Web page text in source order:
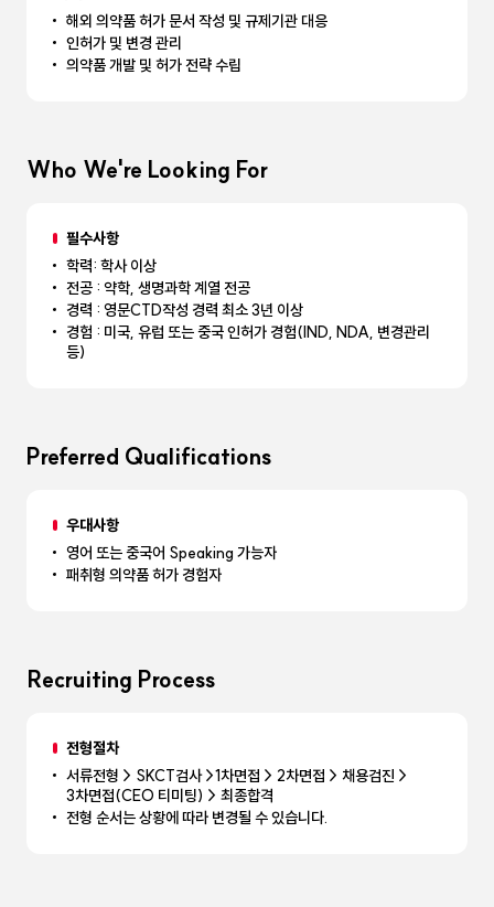
해외 의약품 허가 문서 작성 및 규제기관 대응
인허가 및 변경 관리
의약품 개발 및 허가 전략 수립
Who We're Looking For
필수사항
학력: 학사 이상
전공 : 약학, 생명과학 계열 전공
경력 : 영문CTD작성 경력 최소 3년 이상
경험 : 미국, 유럽 또는 중국 인허가 경험(IND, NDA, 변경관리
등)
Preferred Qualifications
우대사항
영어 또는 중국어 Speaking 가능자
패취형 의약품 허가 경험자
Recruiting Process
전형절차
서류전형 > SKCT검사 >1차면접 > 2차면접 > 채용검진 >
3차면접(CEO 티미팅) > 최종합격
전형 순서는 상황에 따라 변경될 수 있습니다.